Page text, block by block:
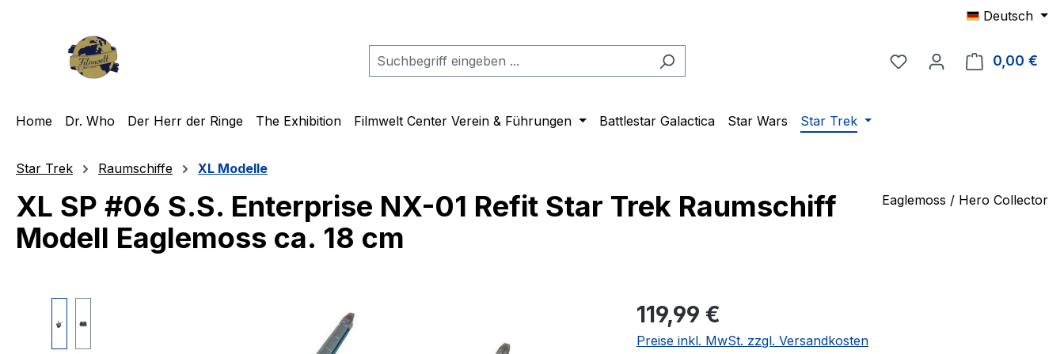
Deutsch
Du hast 0 Produkte auf
0,00 €
Home Dr. Who Der Herr der Ringe The Exhibition Filmwelt Center Verein & Führungen Battlestar Galactica Star Wars Star Trek
Star Trek Raumschiffe XL Modelle
XL SP #06 S.S. Enterprise NX-01 Refit Star Trek Raumschiff
Modell Eaglemoss ca. 18 cm
Eaglemoss / Hero Collector
Regulärer Preis:
119,99 €
Preise inkl. MwSt. zzgl. Versandkosten